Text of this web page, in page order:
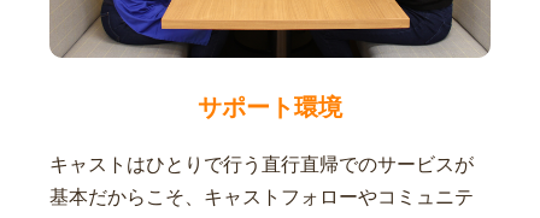
サポート環境
キャストはひとりで行う直行直帰でのサービスが
基本だからこそ、キャストフォローやコミュニテ